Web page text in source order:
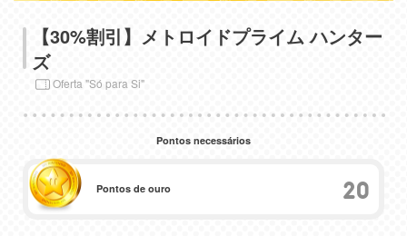
【30%割引】メトロイドプライム ハンター
ズ
Oferta "Só para Si"
Pontos necessários
Pontos de ouro 20